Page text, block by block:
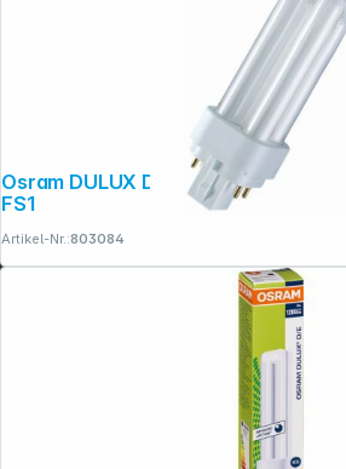
Osram DULUX D/E Energiesparlampe 18W/840 G24Q-2
FS1
Artikel-Nr.:803084